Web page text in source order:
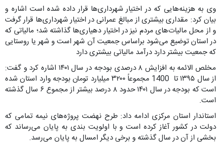
وی به هزینه‌هایی که در اختیار شهرداری‌ها قرار داده شده است اشاره و
بیان کرد: مقداری بیشتری از مبالغ عمرانی در اختیار شهرداری‌ها قرار گرفت
و از محل مالیات‌های مردم نیز در اختیار دهیاری‌ها گذاشته شد؛ مالیاتی که
در استان توضیع می‌شود براساس جمعیت آن شهر است و شهر یا روستایی
که جمعیت بیشتر دارد درآمد مالیاتی بیشتری دارد
مخلص الائمه به افزایش ۸ درصدی بودجه در سال ۱۴۰۱ اشاره کرد و گفت:
از سال ۱۳۹۵ تا 1400 مجموعاً ۳۲۰۰ میلیارد تومان بودجه وارد استان شده
است که بودجه در سال ۱۴۰۱ حدود ۸ درصد بیشتر از مجموع ۶ سال گذشته
است.
استاندار استان مرکزی ادامه داد: طرح نهضت پروژه‌های نیمه تمامی که
دولت در کشور آغاز کرده است و با اولویت بندی به پایان می‌رساند که
بخشی از آن در سال گذشته و برخی دیگر امسال به پایان می‌رسد.